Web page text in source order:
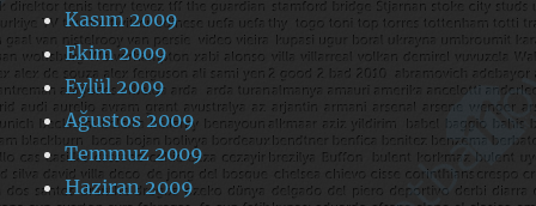
Kasım 2009
Ekim 2009
Eylül 2009
Ağustos 2009
Temmuz 2009
Haziran 2009